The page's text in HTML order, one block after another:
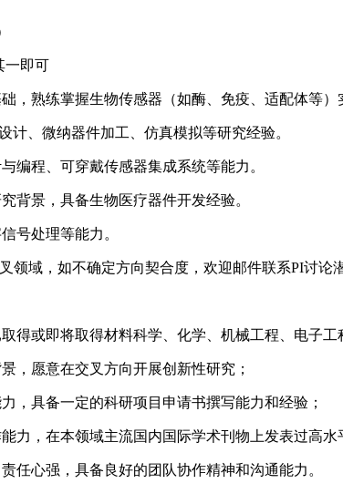
一即可
，熟练掌握生物传感器（如酶、免疫、适配体等
计、微纳器件加工、仿真模拟等研究经验。
编程、可穿戴传感器集成系统等能力。
背景，具备生物医疗器件开发经验。
号处理等能力。
领域，如不确定方向契合度，欢迎邮件联系PI讨论
取得或即将取得材料科学、化学、机械工程、电子
，愿意在交叉方向开展创新性研究；
，具备一定的科研项目申请书撰写能力和经验；
力，在本领域主流国内国际学术刊物上发表过高水
任心强，具备良好的团队协作精神和沟通能力。